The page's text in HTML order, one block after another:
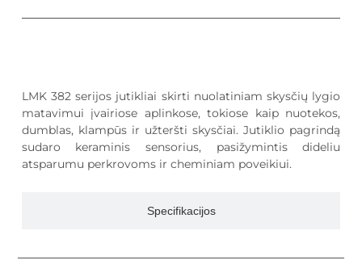
Specifikacijos
LMK 382 serijos jutikliai skirti nuolatiniam skysčių lygio
matavimui įvairiose aplinkose, tokiose kaip nuotekos,
dumblas, klampūs ir užteršti skysčiai. Jutiklio pagrindą
sudaro keraminis sensorius, pasižymintis dideliu
atsparumu perkrovoms ir cheminiam poveikiui.